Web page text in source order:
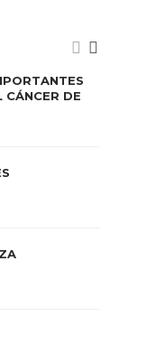
CÁNCER DE